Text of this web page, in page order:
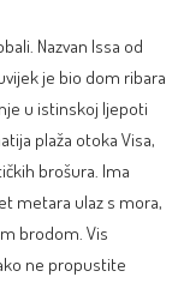
Nazvan Issa od
je bio dom ribara
u istinskoj ljepoti
plaža otoka Visa,
brošura. Ima
metara ulaz s mora,
brodom. Vis
ne propustite